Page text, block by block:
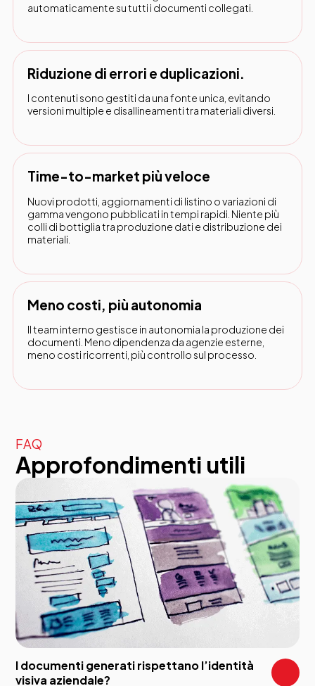
automaticamente su tutti i documenti collegati.
Riduzione di errori e duplicazioni.
I contenuti sono gestiti da una fonte unica, evitando
versioni multiple e disallineamenti tra materiali diversi.
Time-to-market più veloce
Nuovi prodotti, aggiornamenti di listino o variazioni di
gamma vengono pubblicati in tempi rapidi. Niente più
colli di bottiglia tra produzione dati e distribuzione dei
materiali.
Meno costi, più autonomia
Il team interno gestisce in autonomia la produzione dei
documenti. Meno dipendenza da agenzie esterne,
meno costi ricorrenti, più controllo sul processo.
FAQ
Approfondimenti utili
I documenti generati rispettano l’identità
visiva aziendale?